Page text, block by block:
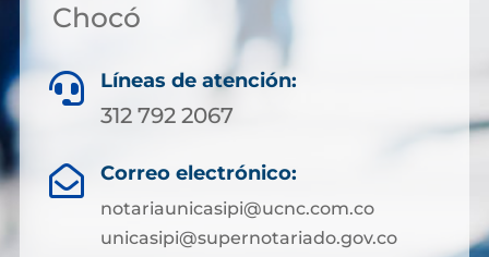
Chocó
 Líneas de atención:
312 792 2067
 Correo electrónico:
notariaunicasipi@ucnc.com.co
unicasipi@supernotariado.gov.co